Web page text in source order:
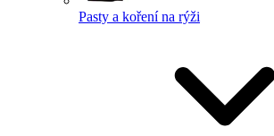
Pasty a koření na rýži